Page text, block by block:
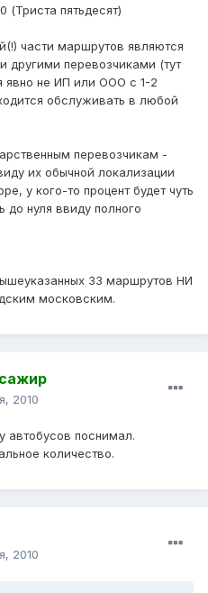
(Триста пятьдесят)
части маршрутов являются
другими перевозчиками (тут
явно не ИП или ООО с 1-2
обслуживать в любой
перевозчикам -
их обычной локализации
у кого-то процент будет чуть
нуля ввиду полного
33 маршрутов НИ
московским.
2010
автобусов поснимал.
количество.
2010